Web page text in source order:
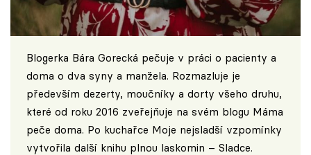
Blogerka Bára Gorecká pečuje v práci o pacienty a
doma o dva syny a manžela. Rozmazluje je
především dezerty, moučníky a dorty všeho druhu,
které od roku 2016 zveřejňuje na svém blogu Máma
peče doma. Po kuchařce Moje nejsladší vzpomínky
vytvořila další knihu plnou laskomin – Sladce.